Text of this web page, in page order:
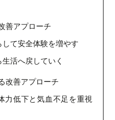
善アプローチ
して安全体験を増やす
活へ戻していく
改善アプローチ
力低下と気血不足を重視